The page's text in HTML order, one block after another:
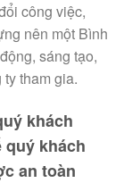
công việc,
nên một Bình
sáng tạo,
tham gia.
khách
quý khách
an toàn